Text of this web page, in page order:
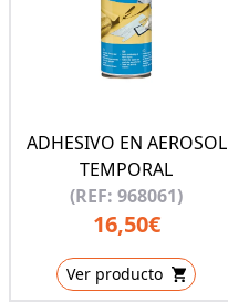
ADHESIVO EN AEROSOL
TEMPORAL
(REF: 968061)
16,50€
Ver producto